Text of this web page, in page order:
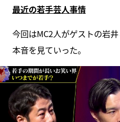
最近の若手芸人事情
今回はMC2人がゲストの岩
本音を見ていった。